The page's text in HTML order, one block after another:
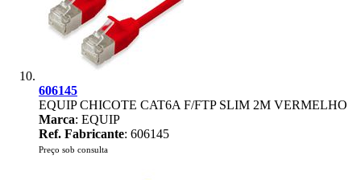
606145
EQUIP CHICOTE CAT6A F/FTP SLIM 2M VERMELHO
Marca: EQUIP
Ref. Fabricante: 606145
Preço sob consulta